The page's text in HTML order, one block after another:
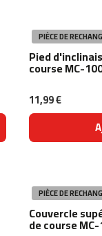
PIÈCE DE
Pied
course MC-
11,99 €
PIÈCE DE
Couvercle
de course